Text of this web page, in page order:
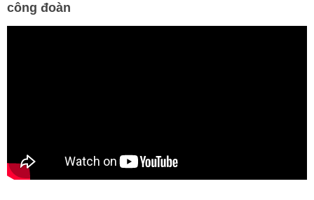
công đoàn